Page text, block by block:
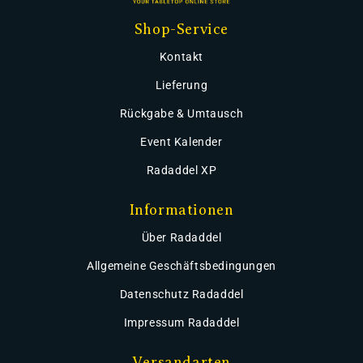
Shop-Service
Kontakt
Lieferung
Rückgabe & Umtausch
Event Kalender
Radaddel XP
Informationen
Über Radaddel
Allgemeine Geschäftsbedingungen
Datenschutz Radaddel
Impressum Radaddel